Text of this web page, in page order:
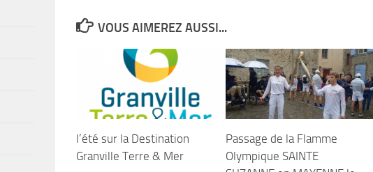
VOUS AIMEREZ AUSSI...
l’été sur la Destination
Granville Terre & Mer
Passage de la Flamme
Olympique SAINTE